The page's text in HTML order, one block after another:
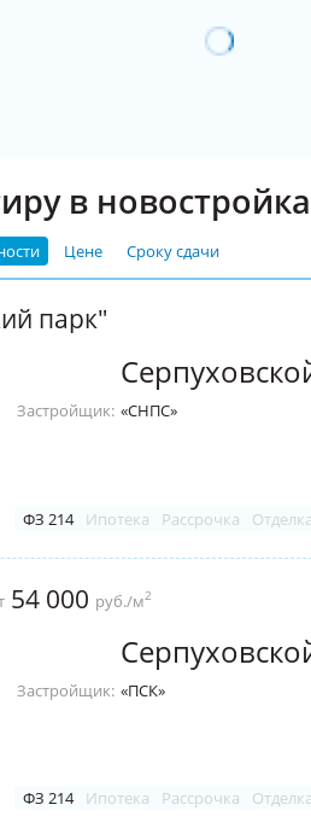
в
Цене Сроку сдачи
парк"
Застройщик: «СНПС»
ФЗ 214 Ипотека Рассрочка
54 000 руб./м2
Застройщик: «ПСК»
ФЗ 214 Ипотека Рассрочка